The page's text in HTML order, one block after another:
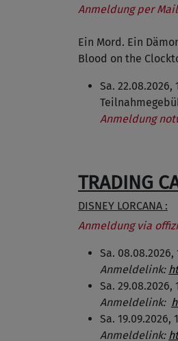
Anmeldung per
Ein Mord. Ein
Blood on the
Sa.
Anmeldung
TRADING
DISNEY LORCANA :
Anmeldung via
Sa.
Anmeldelink:
Sa. 29.08.2026,
Anmeldelink:
Sa.
Anmeldelink: